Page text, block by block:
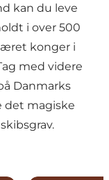
kan du leve
i over 500
konger i
med videre
Danmarks
det magiske